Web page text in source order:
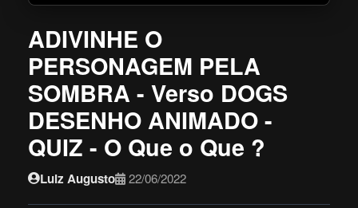
ADIVINHE O
PERSONAGEM PELA
SOMBRA - Verso DOGS
DESENHO ANIMADO -
QUIZ - O Que o Que ?
Luiz Augusto 22/06/2022